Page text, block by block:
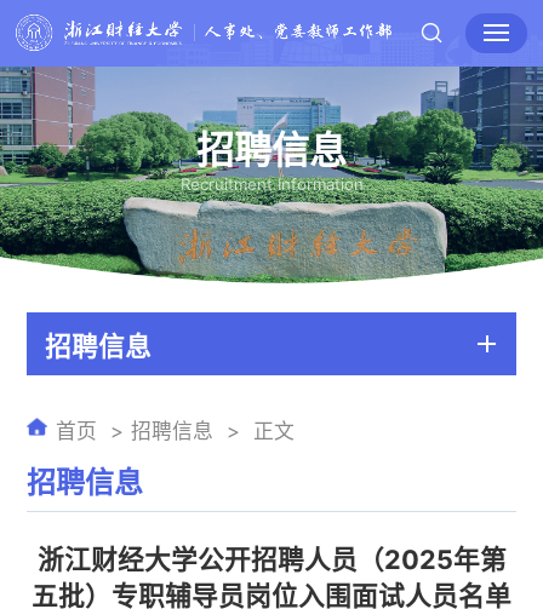
招聘信息
Recruitment Information
招聘信息
招聘信息
首页 招聘信息 正文
浙江财经大学公开招聘人员（2025年第
五批）专职辅导员岗位入围面试人员名单